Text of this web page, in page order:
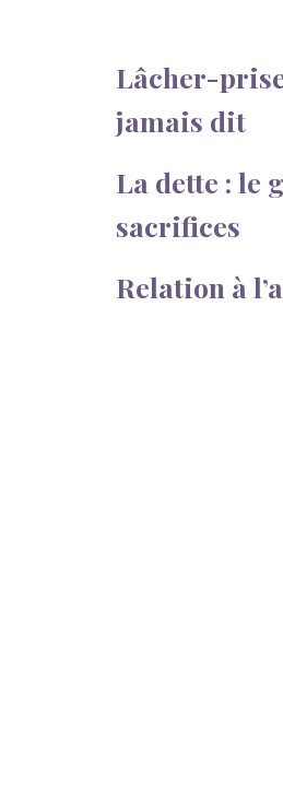
Lâcher-prise
jamais dit
La dette : le
sacrifices
Relation à